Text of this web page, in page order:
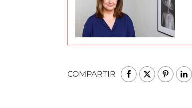
COMPARTIR